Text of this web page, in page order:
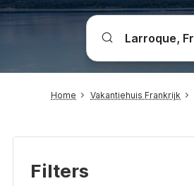
Home Vakantiehuis Frankrijk
Filters